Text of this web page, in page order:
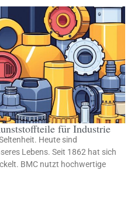
für Industrie
Heute sind
Lebens. Seit 1862 hat sich
BMC nutzt hochwertige